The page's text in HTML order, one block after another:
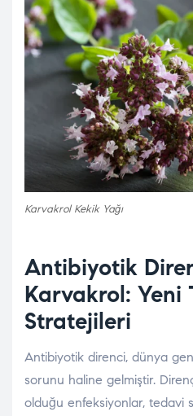
Karvakrol Kekik Yağı
Antibiyotik
Karvakrol: Yeni
Stratejileri
Antibiyotik direnci, dünya
sorunu haline gelmiştir.
olduğu enfeksiyonlar, tedavi